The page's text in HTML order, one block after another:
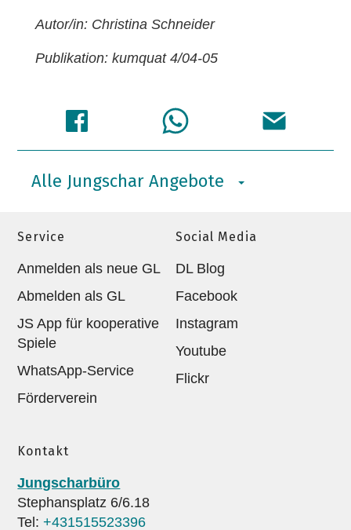
Autor/in: Christina Schneider
Publikation: kumquat 4/04-05
Alle Jungschar Angebote
Service
Anmelden als neue GL
Abmelden als GL
JS App für kooperative
Spiele
WhatsApp-Service
Förderverein
Social Media
DL Blog
Facebook
Instagram
Youtube
Flickr
Kontakt
Jungscharbüro
Stephansplatz 6/6.18
Tel:+431515523396